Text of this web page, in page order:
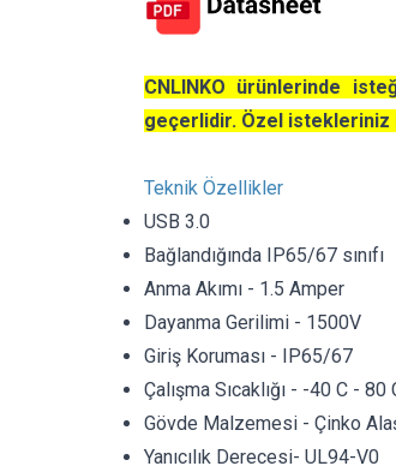
CNLINKO ürünlerinde
geçerlidir. Özel istekleriniz
Teknik Özellikler
USB 3.0
Bağlandığında IP65/67 sınıfı
Anma Akımı - 1.5 Amper
Dayanma Gerilimi - 1500V
Giriş Koruması - IP65/67
Çalışma Sıcaklığı - -40 C - 80
Gövde Malzemesi - Çinko
Yanıcılık Derecesi- UL94-V0